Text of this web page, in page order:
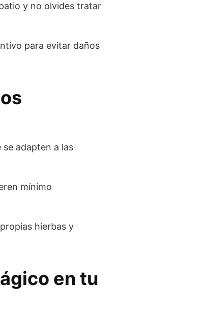
y no olvides tratar
para evitar daños
adapten a las
mínimo
hierbas y
en tu